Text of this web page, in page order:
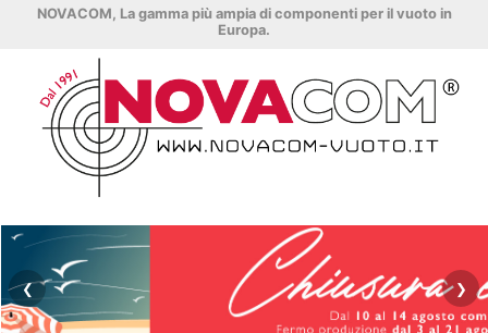
NOVACOM, La gamma più ampia di componenti per il vuoto in
Europa.
❮ ❯